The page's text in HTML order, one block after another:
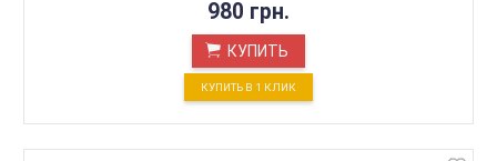
980 грн.
КУПИТЬ
КУПИТЬ В 1 КЛИК